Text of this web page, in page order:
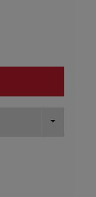
Toggle